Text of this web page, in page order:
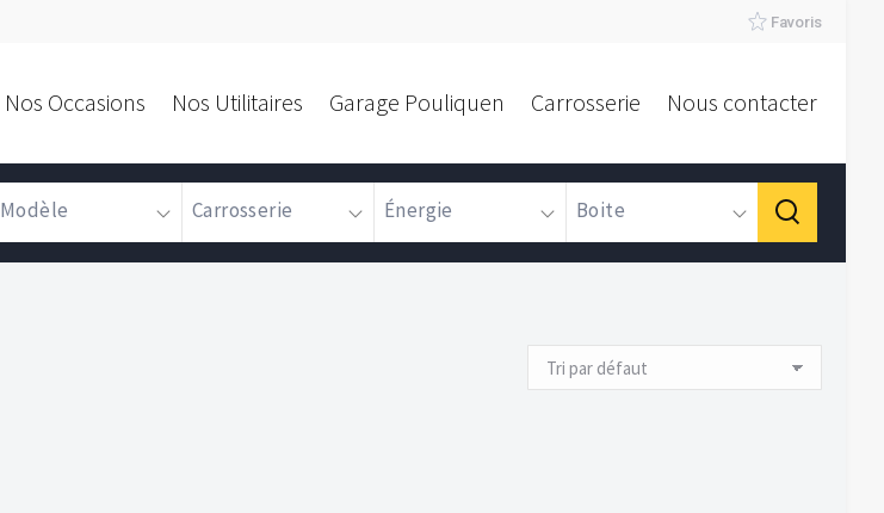
Favoris
Nos Occasions Nos Utilitaires Garage Pouliquen Carrosserie Nous contacter
Modèle Carrosserie Énergie Boite